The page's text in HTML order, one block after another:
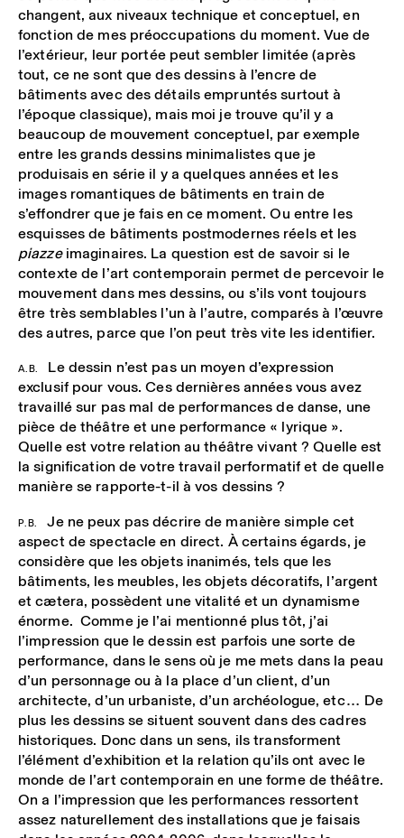
changent, aux niveaux technique et conceptuel, en
fonction de mes préoccupations du moment. Vue de
l’extérieur, leur portée peut sembler limitée (après
tout, ce ne sont que des dessins à l’encre de
bâtiments avec des détails empruntés surtout à
l’époque classique), mais moi je trouve qu’il y a
beaucoup de mouvement conceptuel, par exemple
entre les grands dessins minimalistes que je
produisais en série il y a quelques années et les
images romantiques de bâtiments en train de
s’effondrer que je fais en ce moment. Ou entre les
esquisses de bâtiments postmodernes réels et les
piazzeimaginaires. La question est de savoir si le
contexte de l’art contemporain permet de percevoir le
mouvement dans mes dessins, ou s’ils vont toujours
être très semblables l’un à l’autre, comparés à l’œuvre
des autres, parce que l’on peut très vite les identifier.
A.B.
Le dessin n’est pas un moyen d’expression
exclusif pour vous. Ces dernières années vous avez
travaillé sur pas mal de performances de danse, une
pièce de théâtre et une performance « lyrique ».
Quelle est votre relation au théâtre vivant ? Quelle est
la signification de votre travail performatif et de quelle
manière se rapporte-t-il à vos dessins ?
P.B.
Je ne peux pas décrire de manière simple cet
aspect de spectacle en direct. À certains égards, je
considère que les objets inanimés, tels que les
bâtiments, les meubles, les objets décoratifs, l’argent
et cætera, possèdent une vitalité et un dynamisme
énorme. Comme je l’ai mentionné plus tôt, j’ai
l’impression que le dessin est parfois une sorte de
performance, dans le sens où je me mets dans la peau
d’un personnage ou à la place d’un client, d’un
architecte, d’un urbaniste, d’un archéologue, etc… De
plus les dessins se situent souvent dans des cadres
historiques. Donc dans un sens, ils transforment
l’élément d’exhibition et la relation qu’ils ont avec le
monde de l’art contemporain en une forme de théâtre.
On a l’impression que les performances ressortent
assez naturellement des installations que je faisais